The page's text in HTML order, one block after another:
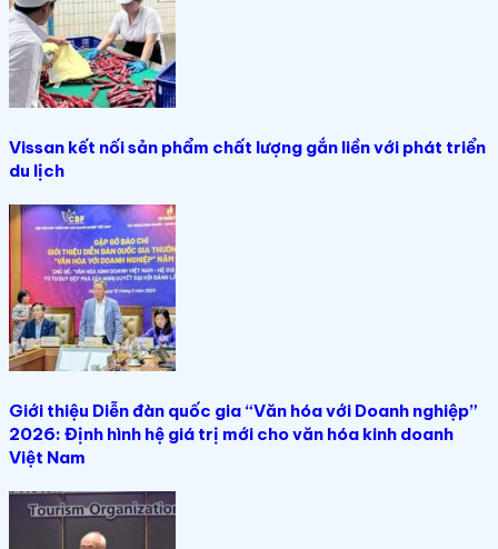
Vissan kết nối sản phẩm chất lượng gắn liền với phát triển
du lịch
Giới thiệu Diễn đàn quốc gia “Văn hóa với Doanh nghiệp”
2026: Định hình hệ giá trị mới cho văn hóa kinh doanh
Việt Nam